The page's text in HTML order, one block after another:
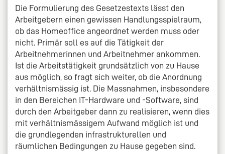
Die Formulierung des Gesetzestexts lässt den
Arbeitgebern einen gewissen Handlungsspielraum,
ob das Homeoffice angeordnet werden muss oder
nicht. Primär soll es auf die Tätigkeit der
Arbeitnehmerinnen und Arbeitnehmer ankommen.
Ist die Arbeitstätigkeit grundsätzlich von zu Hause
aus möglich, so fragt sich weiter, ob die Anordnung
verhältnismässig ist. Die Massnahmen, insbesondere
in den Bereichen IT-Hardware und -Software, sind
durch den Arbeitgeber dann zu realisieren, wenn dies
mit verhältnismässigem Aufwand möglich ist und
die grundlegenden infrastrukturellen und
räumlichen Bedingungen zu Hause gegeben sind.